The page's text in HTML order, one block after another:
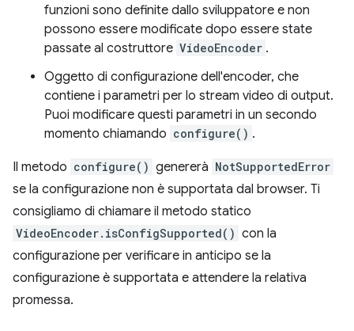
funzioni sono definite dallo sviluppatore e non
possono essere modificate dopo essere state
passate al costruttore VideoEncoder .
Oggetto di configurazione dell'encoder, che
contiene i parametri per lo stream video di output.
Puoi modificare questi parametri in un secondo
momento chiamando configure() .
Il metodo configure() genererà NotSupportedError
se la configurazione non è supportata dal browser. Ti
consigliamo di chiamare il metodo statico
VideoEncoder.isConfigSupported() con la
configurazione per verificare in anticipo se la
configurazione è supportata e attendere la relativa
promessa.